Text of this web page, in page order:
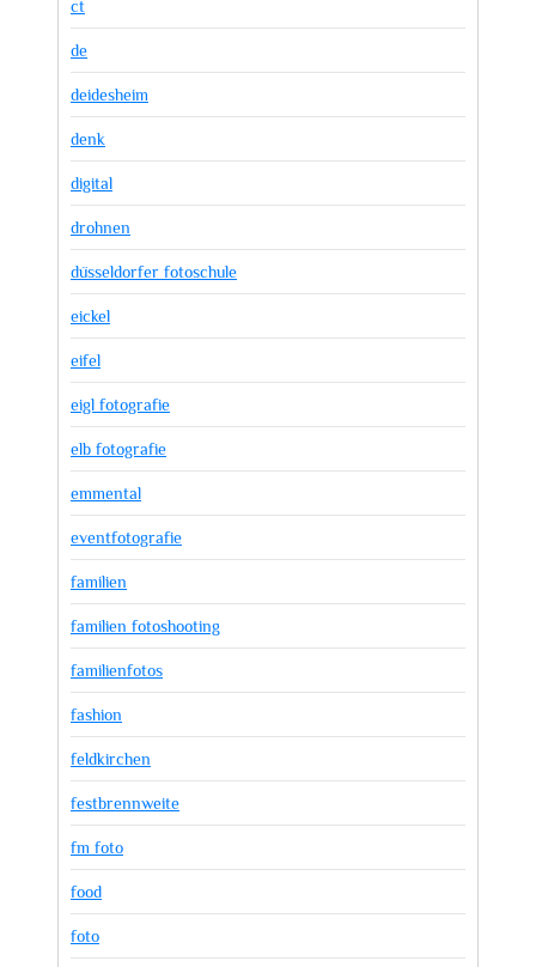
ct
de
deidesheim
denk
digital
drohnen
düsseldorfer fotoschule
eickel
eifel
eigl fotografie
elb fotografie
emmental
eventfotografie
familien
familien fotoshooting
familienfotos
fashion
feldkirchen
festbrennweite
fm foto
food
foto